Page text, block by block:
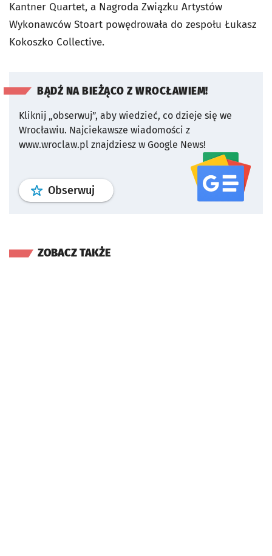
Kantner Quartet, a Nagroda Związku Artystów
Wykonawców Stoart powędrowała do zespołu Łukasz
Kokoszko Collective.
BĄDŹ NA BIEŻĄCO Z WROCŁAWIEM!
Kliknij „obserwuj”, aby wiedzieć, co dzieje się we
Wrocławiu. Najciekawsze wiadomości z
www.wroclaw.pl znajdziesz w Google News!
Obserwuj profil serwisu
ZOBACZ TAKŻE